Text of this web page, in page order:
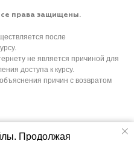
права защищены.
после
не является причиной для
доступа к курсу.
причин с возвратом
Продолжая